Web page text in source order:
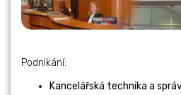
Podnikání:
Kancelářská technika a